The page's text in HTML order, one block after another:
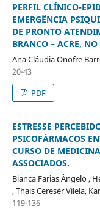
PERFIL CLÍNICO-
EMERGÊNCIA
DE PRONTO
BRANCO – ACRE,
Ana Cláudia Onofre
20-43
PDF
ESTRESSE
PSICOFÁRMACOS
CURSO DE
ASSOCIADOS.
Bianca Farias Ângelo ,
, Thais Ceresér Vilela,
119-136